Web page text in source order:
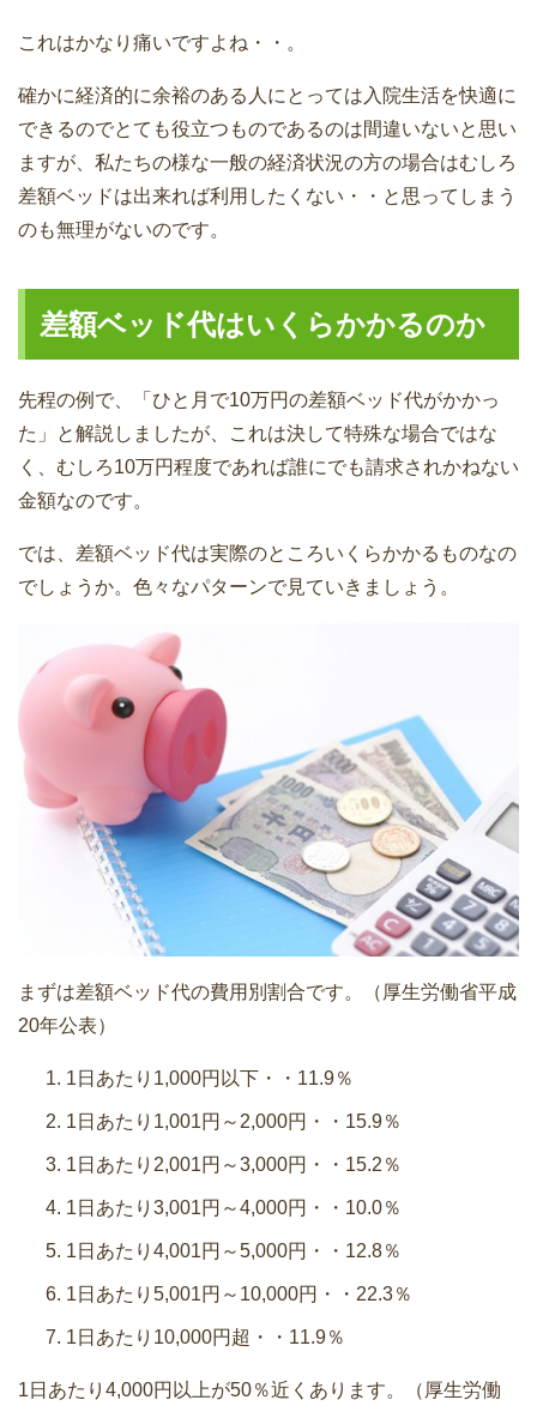
これはかなり痛いですよね・・。
確かに経済的に余裕のある人にとっては入院生活を快適に
できるのでとても役立つものであるのは間違いないと思い
ますが、私たちの様な一般の経済状況の方の場合はむしろ
差額ベッドは出来れば利用したくない・・と思ってしまう
のも無理がないのです。
差額ベッド代はいくらかかるのか
先程の例で、「ひと月で10万円の差額ベッド代がかかっ
た」と解説しましたが、これは決して特殊な場合ではな
く、むしろ10万円程度であれば誰にでも請求されかねない
金額なのです。
では、差額ベッド代は実際のところいくらかかるものなの
でしょうか。色々なパターンで見ていきましょう。
まずは差額ベッド代の費用別割合です。（厚生労働省平成
20年公表）
1日あたり1,000円以下・・11.9％
1日あたり1,001円～2,000円・・15.9％
1日あたり2,001円～3,000円・・15.2％
1日あたり3,001円～4,000円・・10.0％
1日あたり4,001円～5,000円・・12.8％
1日あたり5,001円～10,000円・・22.3％
1日あたり10,000円超・・11.9％
1日あたり4,000円以上が50％近くあります。（厚生労働